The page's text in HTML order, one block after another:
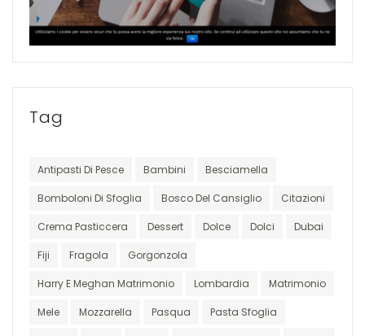
Tag
Antipasti Di Pesce Bambini Besciamella
Bomboloni Di Sfoglia Bosco Del Cansiglio Citazioni
Crema Pasticcera Dessert Dolce Dolci Dubai
Fiji Fragola Gorgonzola
Harry E Meghan Matrimonio Lombardia Matrimonio
Mele Mozzarella Pasqua Pasta Sfoglia